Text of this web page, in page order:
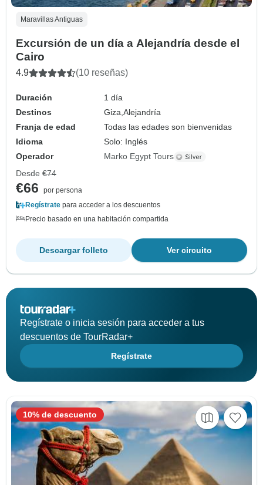
Maravillas Antiguas
Excursión de un día a Alejandría desde el
Cairo
4.9 (10 reseñas)
Duración
1 día
Destinos
Giza,Alejandría
Franja de edad
Todas las edades son bienvenidas
Idioma
Solo: Inglés
Operador
Marko Egypt Tours
Desde €74
€66
por persona
Regístrate para acceder a los descuentos
Precio basado en una habitación compartida
Ver circuito
Descargar folleto
Regístrate o inicia sesión para acceder a tus
descuentos de TourRadar+
Regístrate
10% de descuento